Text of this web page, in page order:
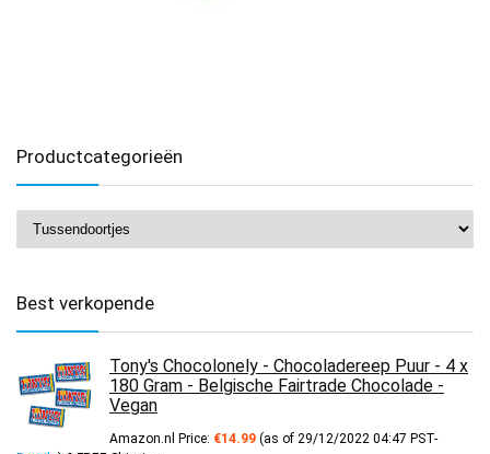
Productcategorieën
Best verkopende
Tony's Chocolonely - Chocoladereep Puur - 4 x
180 Gram - Belgische Fairtrade Chocolade -
Vegan
Amazon.nl Price: €14.99 (as of 29/12/2022 04:47 PST-